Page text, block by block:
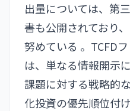
出量については、第
書も公開されており
努めている 。TCFD
は、単なる情報開示
課題に対する戦略的
化投資の優先順位付